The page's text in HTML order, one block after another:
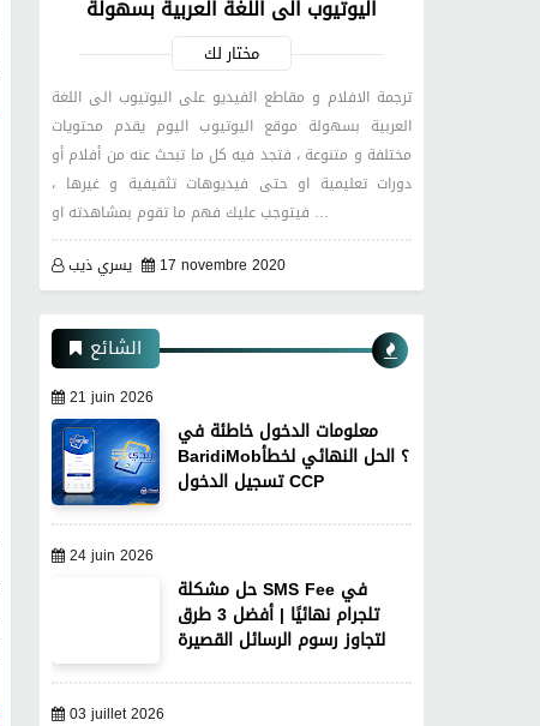
اليوتيوب الى اللغة العربية بسهولة
مختار لك
ترجمة الافلام و مقاطع الفيديو على اليوتيوب الى اللغة
العربية بسهولة موقع اليوتيوب اليوم يقدم محتويات
مختلفة و متنوعة ، فتجد فيه كل ما تبحث عنه من أفلام أو
دورات تعليمية او حتى فيديوهات تثقيفية و غيرها ،
فيتوجب عليك فهم ما تقوم بمشاهدته او …
يسري ذيب
17 novembre 2020
الشائع
21 juin 2026
معلومات الدخول خاطئة في
BaridiMob؟ الحل النهائي لخطأ
تسجيل الدخول CCP
24 juin 2026
حل مشكلة SMS Fee في
تلجرام نهائيًا | أفضل 3 طرق
لتجاوز رسوم الرسائل القصيرة
03 juillet 2026